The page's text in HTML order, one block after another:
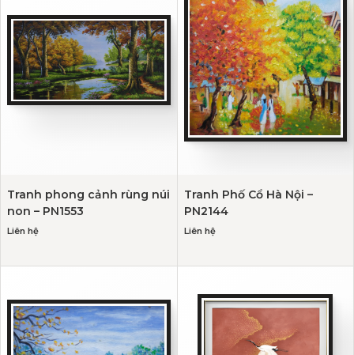
Tranh phong cảnh rùng núi
non – PN1553
Liên hệ
Tranh Phố Cổ Hà Nội –
PN2144
Liên hệ